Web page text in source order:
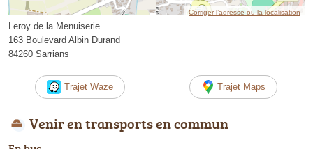
Corriger l’adresse ou la localisation
Leroy de la Menuiserie
163 Boulevard Albin Durand
84260 Sarrians
Trajet Waze Trajet Maps
Venir en transports en commun